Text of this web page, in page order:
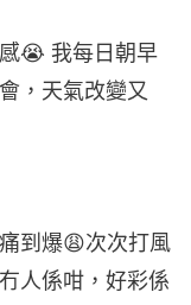
😭 我每日朝早
，天氣改變又
到爆😩次次打風
人係咁，好彩係